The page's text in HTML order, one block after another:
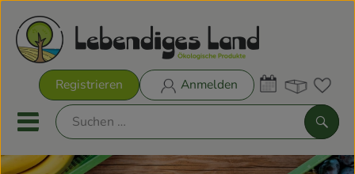
Registrieren Anmelden
Mobiles Menu öffnen oder